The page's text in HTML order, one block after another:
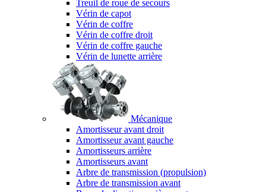
Treuil de roue de secours
Vérin de capot
Vérin de coffre
Vérin de coffre droit
Vérin de coffre gauche
Vérin de lunette arrière
Mécanique
Amortisseur avant droit
Amortisseur avant gauche
Amortisseurs arrière
Amortisseurs avant
Arbre de transmission (propulsion)
Arbre de transmission avant